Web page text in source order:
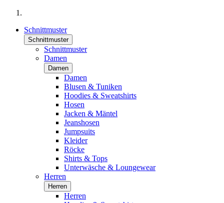
Schnittmuster
Schnittmuster
Schnittmuster
Damen
Damen
Damen
Blusen & Tuniken
Hoodies & Sweatshirts
Hosen
Jacken & Mäntel
Jeanshosen
Jumpsuits
Kleider
Röcke
Shirts & Tops
Unterwäsche & Loungewear
Herren
Herren
Herren